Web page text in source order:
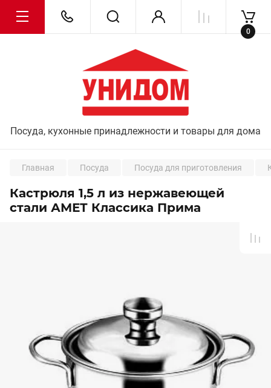
Посуда, кухонные принадлежности и товары для дома
0
Главная Посуда Посуда для приготовления
Кастрюля 1,5 л из нержавеющей
стали АМЕТ Классика Прима